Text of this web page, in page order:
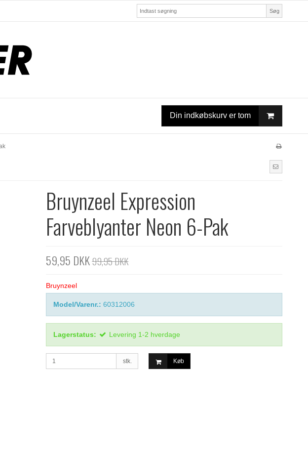
Søg
Din indkøbskurv er tom
Bruynzeel Expression
Farveblyanter Neon 6-Pak
59,95 DKK99,95 DKK
Bruynzeel
Model/Varenr.: 60312006
Lagerstatus: Levering 1-2 hverdage
stk. Køb